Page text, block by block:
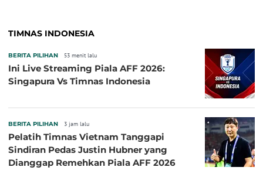
TIMNAS INDONESIA
BERITA PILIHAN 53 menit lalu
Ini Live Streaming Piala AFF 2026:
Singapura Vs Timnas Indonesia
BERITA PILIHAN 3 jam lalu
Pelatih Timnas Vietnam Tanggapi
Sindiran Pedas Justin Hubner yang
Dianggap Remehkan Piala AFF 2026